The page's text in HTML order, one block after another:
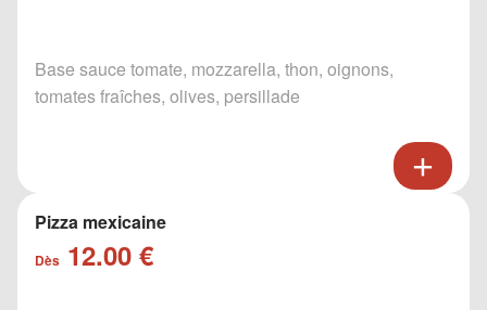
Base sauce tomate, mozzarella, thon, oignons,
tomates fraîches, olives, persillade
Pizza mexicaine
Dès 12.00 €